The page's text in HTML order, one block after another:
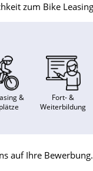
zum Bike
&
Fort- &
Weiterbildung
auf Ihre Bewerbung.